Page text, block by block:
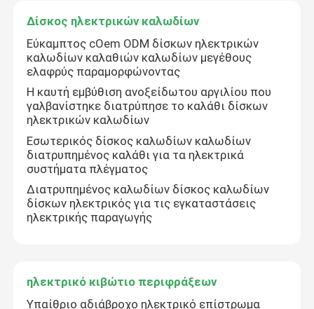
Γύρος εργοστασίων
Ποιοτικός έλεγχος
Μας ελάτε σε επαφή με
Ειδήσεις
Περιπτώσεις
Δίσκος ηλεκτρικών καλωδίων
Εύκαμπτος cOem ODM δίσκων ηλεκτρικών
καλωδίων καλαθιών καλωδίων μεγέθους
ελαφρύς παραμορφώνοντας
Η καυτή εμβύθιση ανοξείδωτου αργιλίου που
γαλβανίστηκε διατρύπησε το καλάθι δίσκων
ηλεκτρικών καλωδίων
Εσωτερικός δίσκος καλωδίων καλωδίων
διατρυπημένος καλάθι για τα ηλεκτρικά
συστήματα πλέγματος
Διατρυπημένος καλωδίων δίσκος καλωδίων
δίσκων ηλεκτρικός για τις εγκαταστάσεις
ηλεκτρικής παραγωγής
ηλεκτρικό κιβώτιο περιφράξεων
Υπαίθριο αδιάβροχο ηλεκτρικό επίστρωμα